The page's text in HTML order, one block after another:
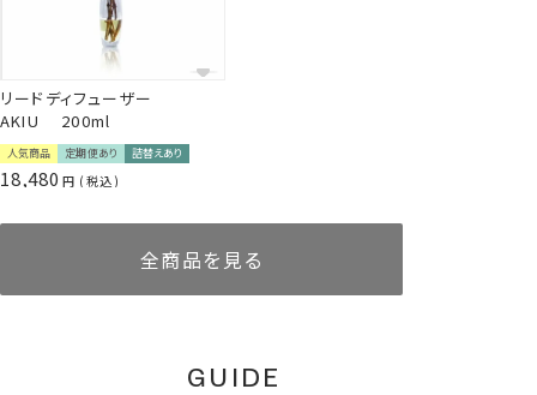
リードディフューザー
AKIU 200ml
人気商品 定期便あり 詰替えあり
18,480 税込
全商品を見る
GUIDE